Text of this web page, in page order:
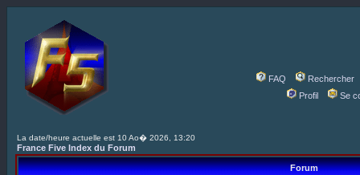
FAQ
Rechercher
Profil
Se
La date/heure actuelle est 10 Ao� 2026, 13:20
France Five Index du Forum
Forum